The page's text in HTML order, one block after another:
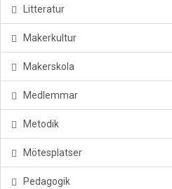
Litteratur
Makerkultur
Makerskola
Medlemmar
Metodik
Mötesplatser
Pedagogik